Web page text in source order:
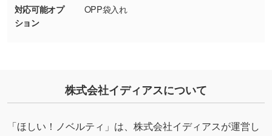
いたします。配置のご相談にも応じています。
→
対応可能オプ
ション
OPP袋入れ
株式会社イディアスについて
「ほしい！ノベルティ」は、株式会社イディアスが運営し